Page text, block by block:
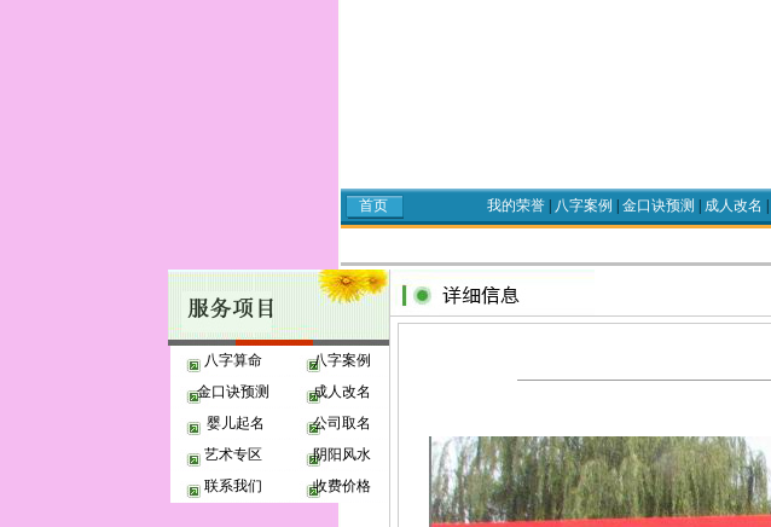
首页 我的荣誉| 八字案例 金口诀预测 成人改名
八字算命
八字案例
金口诀预测
成人改名
婴儿起名
公司取名
艺术专区
阴阳风水
联系我们
收费价格